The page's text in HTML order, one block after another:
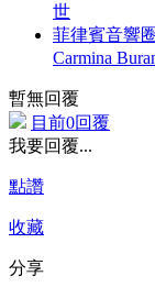
世
菲律賓音響
Carmina
暫無回覆
目前0回覆
我要回覆...
點讚
收藏
分享